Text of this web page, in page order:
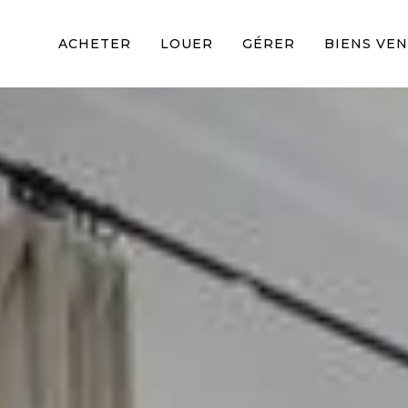
ACHETER LOUER GÉRER BIENS